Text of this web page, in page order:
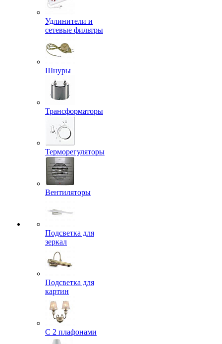
Удлинители и
сетевые фильтры
Шнуры
Трансформаторы
Терморегуляторы
Вентиляторы
Подсветка для
зеркал
Подсветка для
картин
С 2 плафонами